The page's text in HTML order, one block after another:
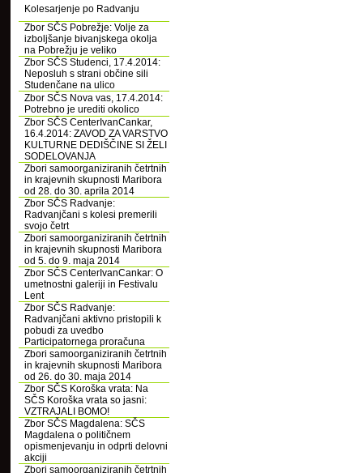
Kolesarjenje po Radvanju
Zbor SČS Pobrežje: Volje za
izboljšanje bivanjskega okolja
na Pobrežju je veliko
Zbor SČS Studenci, 17.4.2014:
Neposluh s strani občine sili
Studenčane na ulico
Zbor SČS Nova vas, 17.4.2014:
Potrebno je urediti okolico
Zbor SČS CenterIvanCankar,
16.4.2014: ZAVOD ZA VARSTVO
KULTURNE DEDIŠČINE SI ŽELI
SODELOVANJA
Zbori samoorganiziranih četrtnih
in krajevnih skupnosti Maribora
od 28. do 30. aprila 2014
Zbor SČS Radvanje:
Radvanjčani s kolesi premerili
svojo četrt
Zbori samoorganiziranih četrtnih
in krajevnih skupnosti Maribora
od 5. do 9. maja 2014
Zbor SČS CenterIvanCankar: O
umetnostni galeriji in Festivalu
Lent
Zbor SČS Radvanje:
Radvanjčani aktivno pristopili k
pobudi za uvedbo
Participatornega proračuna
Zbori samoorganiziranih četrtnih
in krajevnih skupnosti Maribora
od 26. do 30. maja 2014
Zbor SČS Koroška vrata: Na
SČS Koroška vrata so jasni:
VZTRAJALI BOMO!
Zbor SČS Magdalena: SČS
Magdalena o političnem
opismenjevanju in odprti delovni
akciji
Zbori samoorganiziranih četrtnih